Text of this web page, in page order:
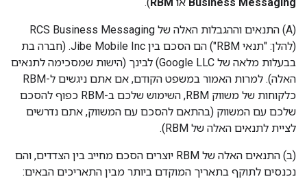
‫(A) התנאים וההגבלות האלה של RCS Business Messaging
(להלן: "תנאי RBM") הם הסכם בין Jibe Mobile Inc. (חברה בת
בבעלות מלאה של Google LLC) לבינך (הישות שמסכימה לתנאים
האלה). למרות האמור במשפט הקודם, אם אתם ניגשים ל-RBM
כלקוחות של משווק RBM, השימוש שלכם ב-RBM כפוף להסכם
שלכם עם המשווק (בהתאם להסכם עם המשווק, אתם נדרשים
לציית לתנאים האלה של RBM).
(ב) התנאים האלה של RBM יוצרים הסכם מחייב בין הצדדים, והם
נכנסים לתוקף בתאריך המוקדם ביותר מבין התאריכים הבאים: